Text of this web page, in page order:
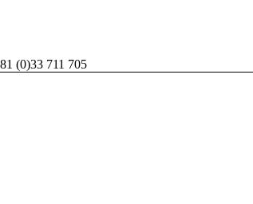
(0)33 711 705